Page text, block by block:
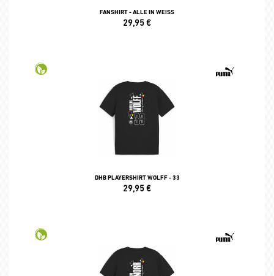
FANSHIRT - ALLE IN WEISS
29,95€
DHB PLAYERSHIRT WOLFF - 33
29,95€